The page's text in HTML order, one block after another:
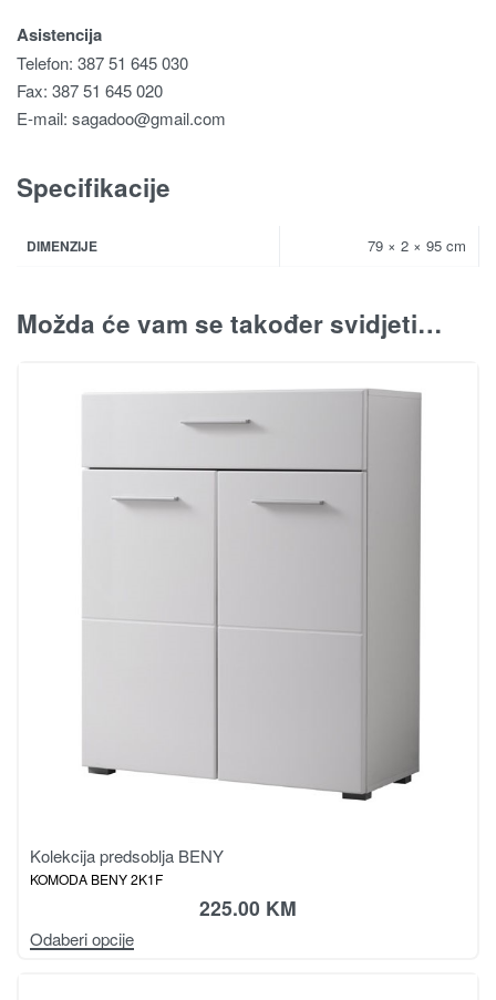
Asistencija
Telefon: 387 51 645 030
Fax: 387 51 645 020
E-mail: sagadoo@gmail.com
Specifikacije
DIMENZIJE 79 × 2 × 95 cm
Možda će vam se također svidjeti…
Kolekcija predsoblja BENY
KOMODA BENY 2K1F
225.00 KM
Odaberi opcije